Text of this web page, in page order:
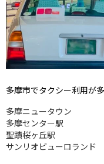
多摩市でタクシー利用が
多摩ニュータウン
多摩センター駅
聖蹟桜ヶ丘駅
サンリオピューロランド